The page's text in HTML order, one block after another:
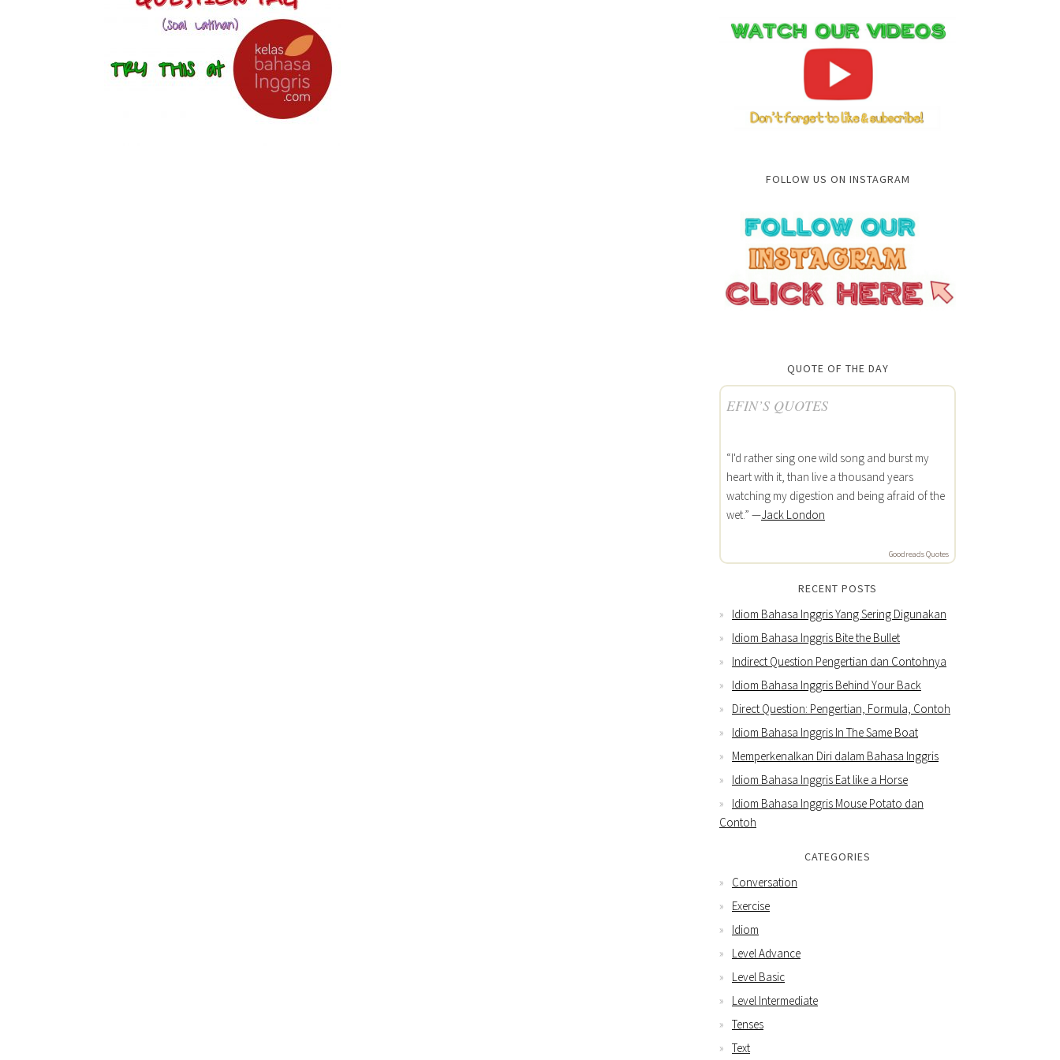
FOLLOW US ON INSTAGRAM
QUOTE OF THE DAY
EFIN’S QUOTES
“I'd rather sing one wild song and burst my
heart with it, than live a thousand years
watching my digestion and being afraid of the
wet.” —Jack London
Goodreads Quotes
RECENT POSTS
Idiom Bahasa Inggris Yang Sering Digunakan
Idiom Bahasa Inggris Bite the Bullet
Indirect Question Pengertian dan Contohnya
Idiom Bahasa Inggris Behind Your Back
Direct Question: Pengertian, Formula, Contoh
Idiom Bahasa Inggris In The Same Boat
Memperkenalkan Diri dalam Bahasa Inggris
Idiom Bahasa Inggris Eat like a Horse
Idiom Bahasa Inggris Mouse Potato dan
Contoh
CATEGORIES
Conversation
Exercise
Idiom
Level Advance
Level Basic
Level Intermediate
Tenses
Text